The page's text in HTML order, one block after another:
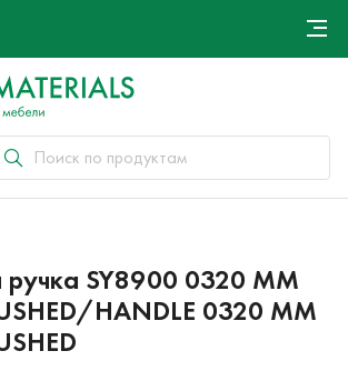
Оплата и доставка
SY8900 0320 MM
HANDLE 0320 MM